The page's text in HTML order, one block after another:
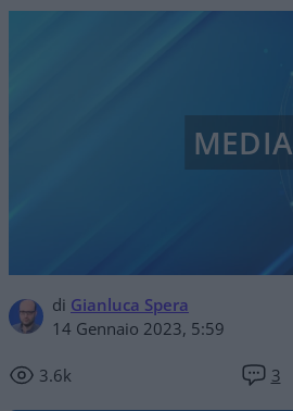
di Gianluca Spera
14 Gennaio 2023, 5:59
3.6k 3
MEDIA